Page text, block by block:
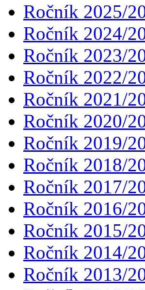
Ročník 2025/
Ročník 2024/
Ročník 2023/
Ročník 2022/
Ročník 2021/
Ročník 2020/
Ročník 2019/
Ročník 2018/
Ročník 2017/
Ročník 2016/
Ročník 2015/
Ročník 2014/
Ročník 2013/